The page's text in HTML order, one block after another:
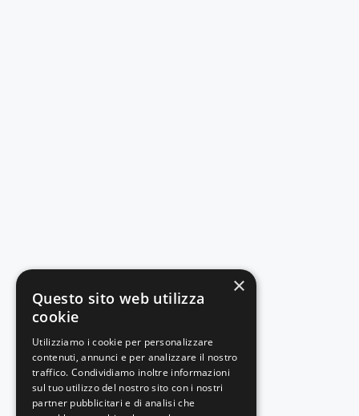
×
Questo sito web utilizza
cookie
Utilizziamo i cookie per personalizzare
contenuti, annunci e per analizzare il nostro
traffico. Condividiamo inoltre informazioni
sul tuo utilizzo del nostro sito con i nostri
partner pubblicitari e di analisi che